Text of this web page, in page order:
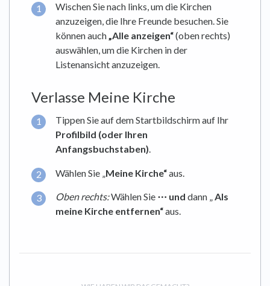
Wischen Sie nach links, um die Kirchen
anzuzeigen, die Ihre Freunde besuchen. Sie
können auch„Alle anzeigen“(oben rechts)
auswählen, um die Kirchen in der
Listenansicht anzuzeigen.
Verlasse Meine Kirche
Tippen Sie auf dem Startbildschirm auf Ihr
Profilbild (oder Ihren
Anfangsbuchstaben).
Wählen Sie „ Meine Kirche“aus.
Oben rechts:Wählen Sie ⋯ und dann „Als
meine Kirche entfernen“aus.